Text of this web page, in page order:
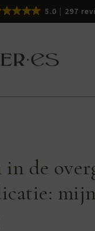
5.0 297
de
mijn